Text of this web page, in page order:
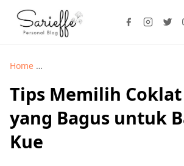
Home
Tips Memilih
yang Bagus untuk
Kue